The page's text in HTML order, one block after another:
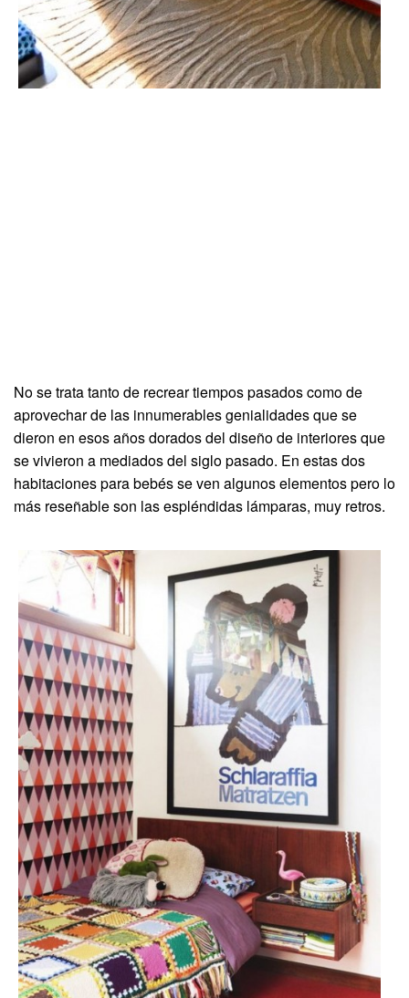
No se trata tanto de recrear tiempos pasados como de
aprovechar de las innumerables genialidades que se
dieron en esos años dorados del diseño de interiores que
se vivieron a mediados del siglo pasado. En estas dos
habitaciones para bebés se ven algunos elementos pero lo
más reseñable son las espléndidas lámparas, muy retros.